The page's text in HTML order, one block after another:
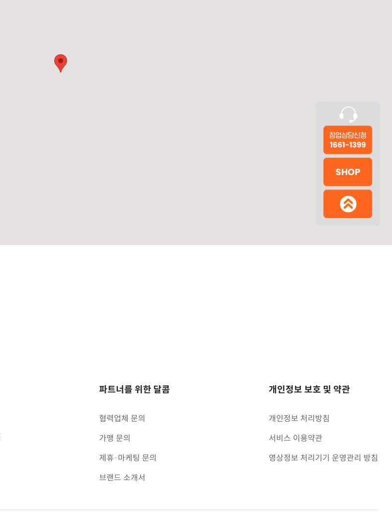
파트너를 위한 달콤
협력업체 문의
가맹 문의
제휴·마케팅 문의
브랜드 소개서
개인정보 보호 및 약관
개인정보 처리방침
서비스 이용약관
영상정보 처리기기 운영관리 방침